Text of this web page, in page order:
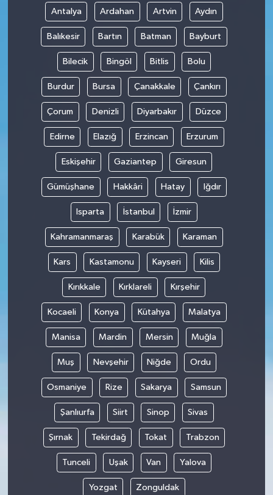
Antalya Ardahan Artvin Aydın
Balıkesir Bartın Batman Bayburt
Bilecik Bingöl Bitlis Bolu
Burdur Bursa Çanakkale Çankırı
Çorum Denizli Diyarbakır Düzce
Edirne Elazığ Erzincan Erzurum
Eskişehir Gaziantep Giresun
Gümüşhane Hakkâri Hatay Iğdır
Isparta İstanbul İzmir
Kahramanmaraş Karabük Karaman
Kars Kastamonu Kayseri Kilis
Kırıkkale Kırklareli Kırşehir
Kocaeli Konya Kütahya Malatya
Manisa Mardin Mersin Muğla
Muş Nevşehir Niğde Ordu
Osmaniye Rize Sakarya Samsun
Şanlıurfa Siirt Sinop Sivas
Şırnak Tekirdağ Tokat Trabzon
Tunceli Uşak Van Yalova
Yozgat Zonguldak